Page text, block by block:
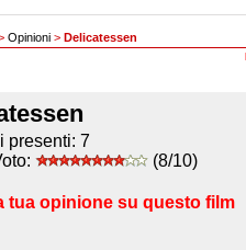
Opinioni > Delicatessen
presenti: 7
(8/10)
tua opinione su questo film